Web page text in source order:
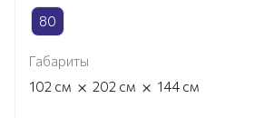
80
Габариты
102 см × 202 см × 144 см